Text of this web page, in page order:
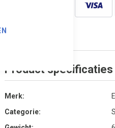
Product specificaties
Merk
Categorie